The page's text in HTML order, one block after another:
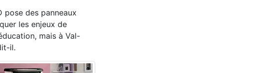
pose des panneaux
les enjeux de
mais à Val-
il.